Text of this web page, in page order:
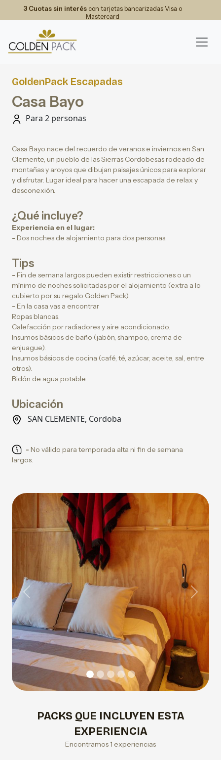
3 Cuotas sin interéscon tarjetas bancarizadas Visa o
Mastercard
GoldenPack Escapadas
Casa Bayo
Para 2 personas
Casa Bayo nace del recuerdo de veranos e inviernos en San
Clemente, un pueblo de las Sierras Cordobesas rodeado de
montañas y aroyos que dibujan paisajes únicos para explorar
y disfrutar. Lugar ideal para hacer una escapada de relax y
desconexión.
¿Qué incluye?
Experiencia en el lugar:
- Dos noches de alojamiento para dos personas.
Tips
- Fin de semana largos pueden existir restricciones o un
mínimo de noches solicitadas por el alojamiento (extra a lo
cubierto por su regalo Golden Pack).
- En la casa vas a encontrar
Ropas blancas.
⁠Calefacción por radiadores y aire acondicionado.
Insumos básicos de baño (jabón, shampoo, crema de
enjuague).
Insumos básicos de cocina (café, té, azúcar, aceite, sal, entre
otros).
Bidón de agua potable.
Ubicación
SAN CLEMENTE, Cordoba
- No válido para temporada alta ni fin de semana
largos.
Previous Next
PACKS QUE INCLUYEN ESTA
EXPERIENCIA
Encontramos 1 experiencias